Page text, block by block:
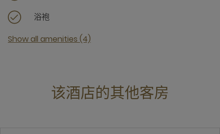
浴袍
Show all amenities (4)
该酒店的其他客房